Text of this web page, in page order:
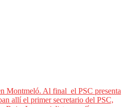
Montmeló. Al final el PSC presenta
allí el primer secretario del PSC,